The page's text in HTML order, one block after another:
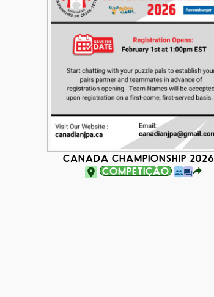
CANADA CHAMPIONSHIP 2026
COMPETIÇÃO